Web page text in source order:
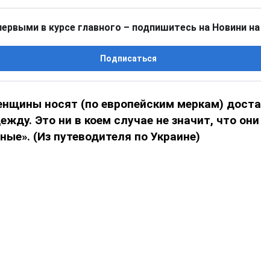
в курсе главного – подпишитесь на Новини на
Подписаться
носят (по европейским меркам)
Это ни в коем случае не значит, что они
(Из путеводителя по Украине)